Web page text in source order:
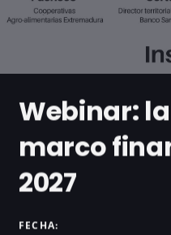
Webinar:
marco
2027
FECHA: